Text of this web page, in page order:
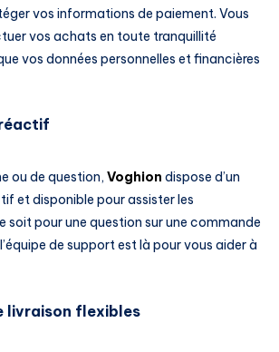
vos informations de paiement. Vous
vos achats en toute tranquillité
vos données personnelles et financières
ou de question, Voghion dispose d’un
et disponible pour assister les
soit pour une question sur une commande
de support est là pour vous aider à
livraison flexibles